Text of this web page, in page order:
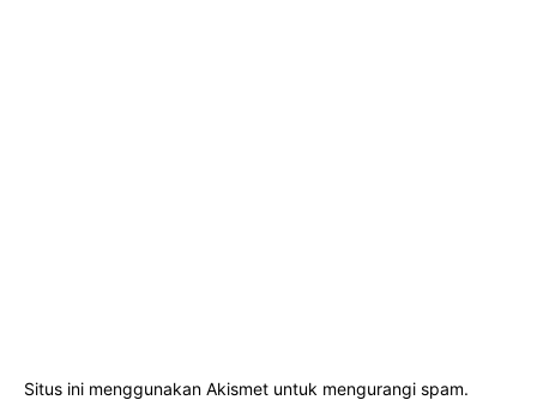
Situs ini menggunakan Akismet untuk mengurangi spam.